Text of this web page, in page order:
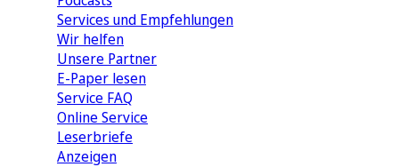
Services und Empfehlungen
Wir helfen
Unsere Partner
E-Paper lesen
Service FAQ
Online Service
Leserbriefe
Anzeigen